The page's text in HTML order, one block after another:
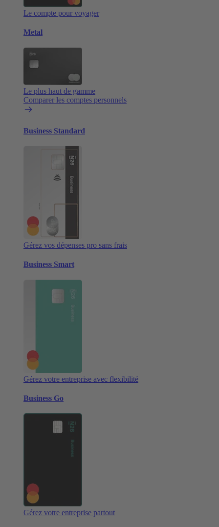
Le compte pour voyager
Metal
Le plus haut de gamme
Comparer les comptes personnels
Business Standard
Gérez vos dépenses pro sans frais
Business Smart
Gérez votre entreprise avec flexibilité
Business Go
Gérez votre entreprise partout